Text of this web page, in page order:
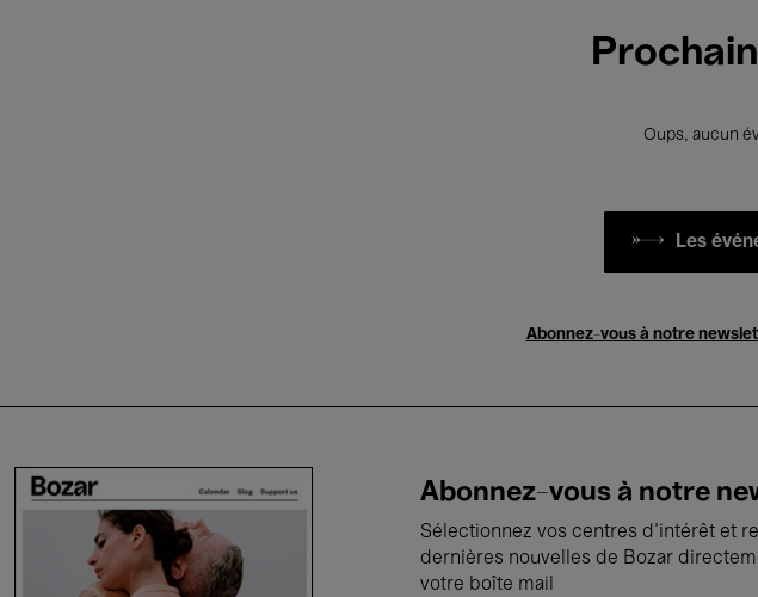
Oups, aucun
Les
Abonnez-vous à notre
Abonnez-vous à notre
Sélectionnez vos centres d'intérêt et
dernières nouvelles de Bozar
votre boîte mail